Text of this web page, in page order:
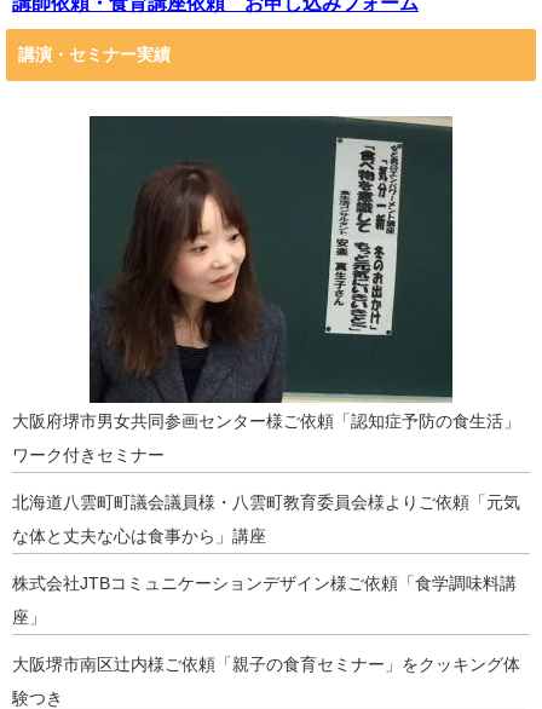
講演・セミナー実績
大阪府堺市男女共同参画センター様ご依頼「認知症予防の食生活」
ワーク付きセミナー
北海道八雲町町議会議員様・八雲町教育委員会様よりご依頼「元気
な体と丈夫な心は食事から」講座
株式会社JTBコミュニケーションデザイン様ご依頼「食学調味料講
座」
大阪堺市南区辻内様ご依頼「親子の食育セミナー」をクッキング体
験つき